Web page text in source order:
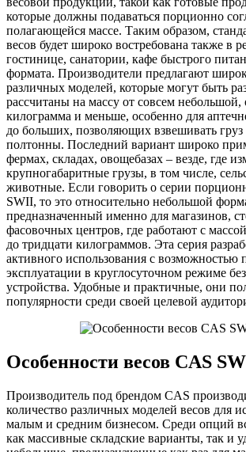
которые должны подаваться порционно
полагающейся массе. Таким образом,
весов будет широко востребована также в
гостинице, санатории, кафе быстрого
формата. Производители предлагают
различных моделей, которые могут быть
рассчитаны на массу от совсем небольшой,
килограмма и меньше, особенно для
до больших, позволяющих взвешивать
полтонны. Последний вариант широко
фермах, складах, овощебазах – везде, где
крупногабаритные грузы, в том числе,
животные. Если говорить о серии
SWII, то это относительно небольшой
предназначенный именно для магазинов,
фасовочных центров, где работают с
до тридцати килограммов. Эта серия
активного использования с возможностью
эксплуатации в круглосуточном режиме
устройства. Удобные и практичные, они
популярности среди своей целевой
Особенности весов CAS
Производитель под брендом CAS
количество различных моделей весов для
малым и средним бизнесом. Среди опций
как массивные складские варианты, так и